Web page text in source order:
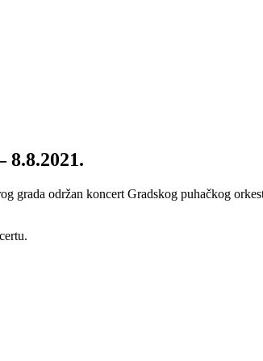
grada održan koncert Gradskog puhačkog